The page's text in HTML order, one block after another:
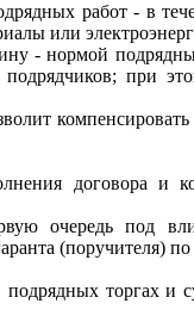
работ - в
или
- нормой
при
договора и
очередь под
торгах и